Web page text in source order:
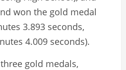
won the gold medal
3.893 seconds,
4.009 seconds).
gold medals,